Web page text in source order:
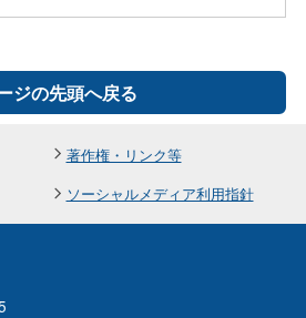
ジの先頭へ戻る
著作権・リンク等
ソーシャルメディア利用指針